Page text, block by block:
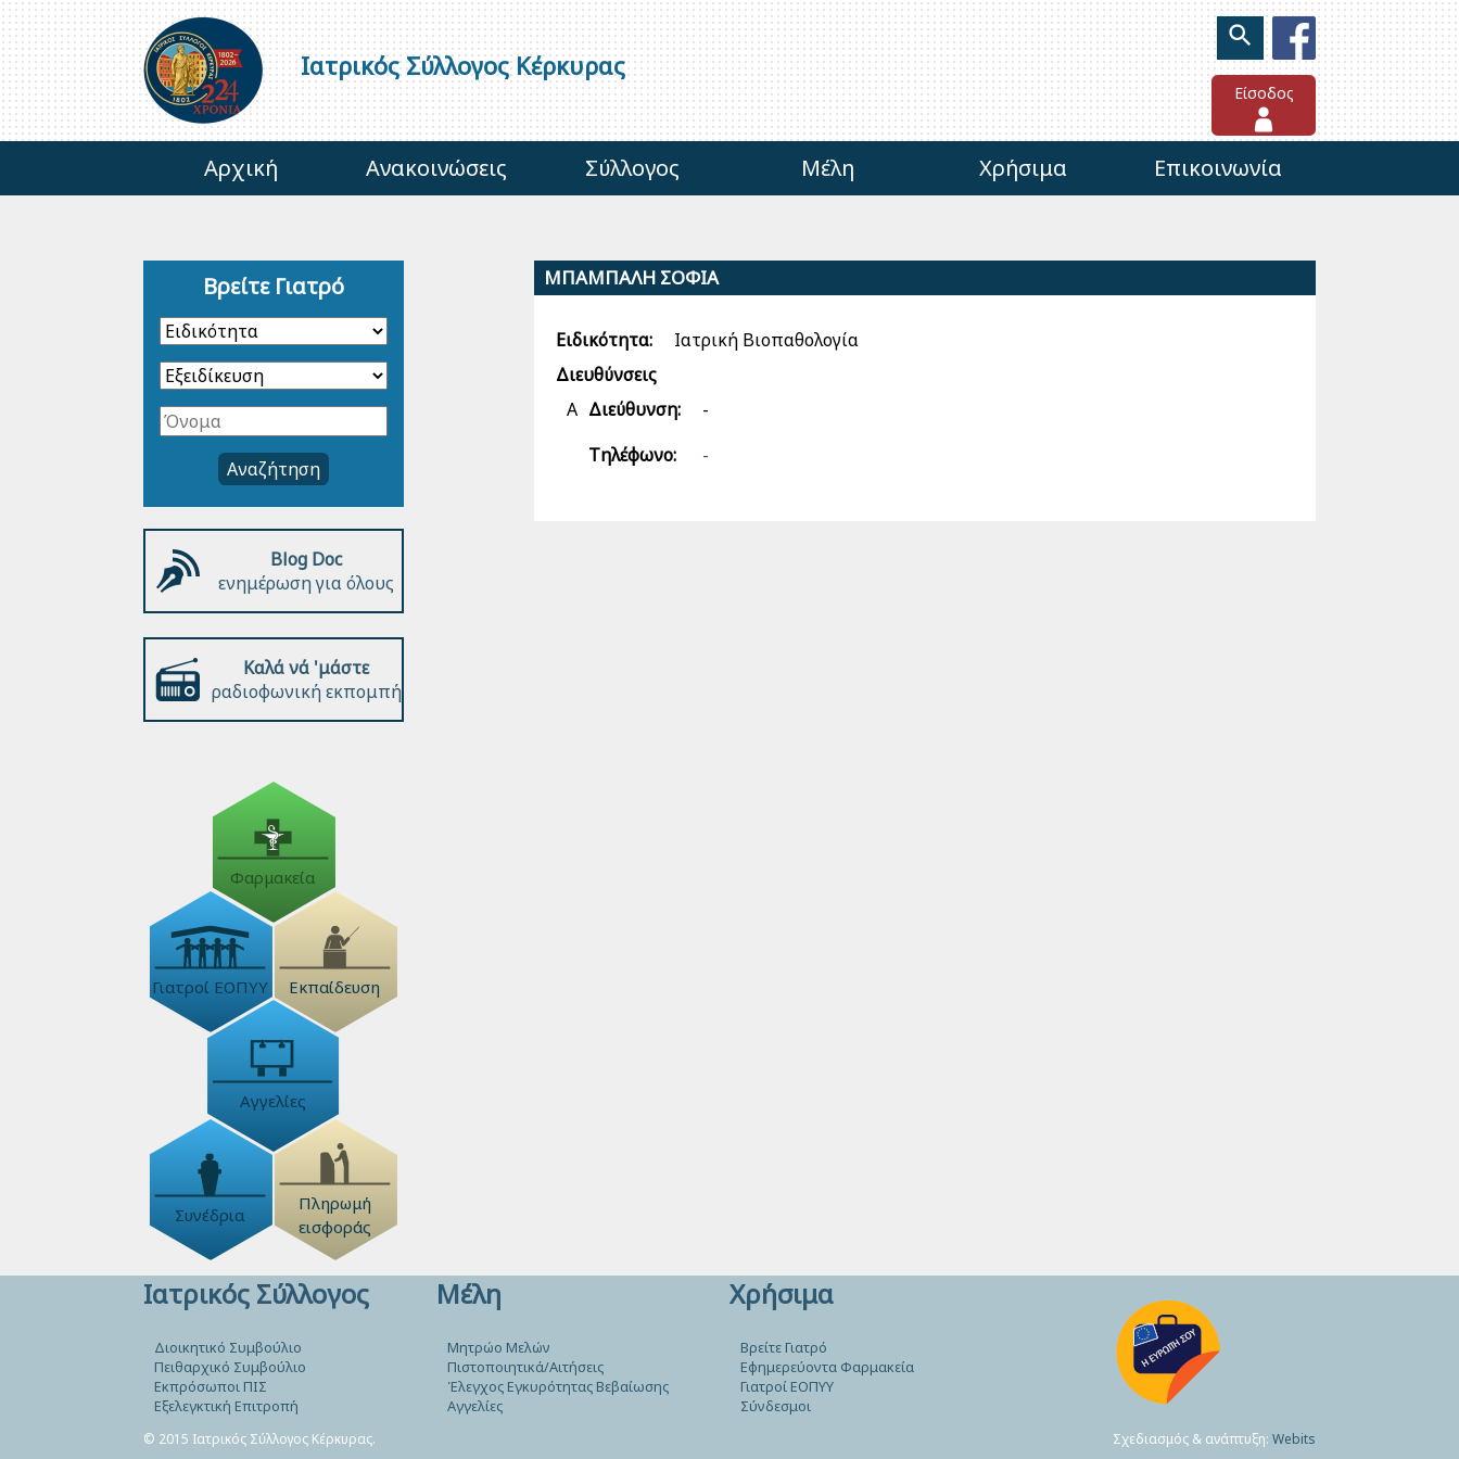
Ιατρικός Σύλλογος Κέρκυρας
Είσοδος
Αρχική Ανακοινώσεις Σύλλογος Μέλη Χρήσιμα Επικοινωνία
ΜΠΑΜΠΑΛΗ ΣΟΦΙΑ
Ειδικότητα:
Ιατρική Βιοπαθολογία
Διευθύνσεις
Α Διεύθυνση:
-
Τηλέφωνο:
-
Βρείτε Γιατρό
Αναζήτηση
Blog Doc
ενημέρωση για όλους
Καλά νά 'μάστε
ραδιοφωνική εκπομπή
Φαρμακεία
Γιατροί ΕΟΠΥΥ Εκπαίδευση
Αγγελίες
Συνέδρια
Πληρωμή
εισφοράς
Ιατρικός Σύλλογος
Διοικητικό Συμβούλιο
Πειθαρχικό Συμβούλιο
Εκπρόσωποι ΠΙΣ
Εξελεγκτική Επιτροπή
Μέλη
Μητρώο Μελών
Πιστοποιητικά/Αιτήσεις
Έλεγχος Εγκυρότητας Βεβαίωσης
Αγγελίες
Χρήσιμα
Βρείτε Γιατρό
Εφημερεύοντα Φαρμακεία
Γιατροί ΕΟΠΥΥ
Σύνδεσμοι
© 2015 Ιατρικός Σύλλογος Κέρκυρας. Σχεδιασμός & ανάπτυξη: Webits